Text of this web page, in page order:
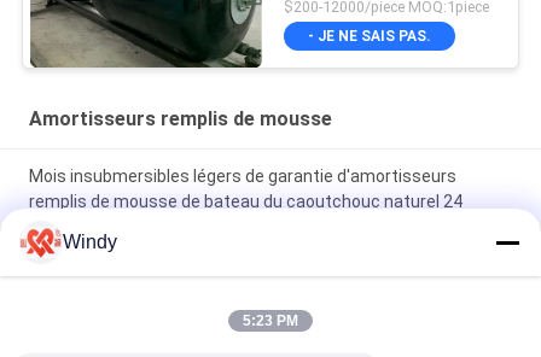
$200-12000/piece MOQ:1piece
- JE NE SAIS PAS.
Amortisseurs remplis de mousse
Mois insubmersibles légers de garantie d'amortisseurs
remplis de mousse de bateau du caoutchouc naturel 24
L'OIN a délivré un certificat performance insubmersible qui
absorbe l'énergie d'amortisseurs remplis de mousse la haute
longueur remplie de mousse des amortisseurs 3.5m de
Windy
5:23 PM